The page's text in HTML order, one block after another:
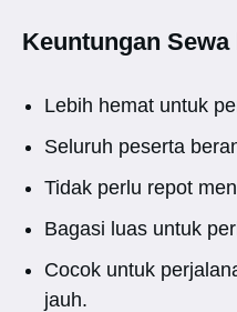
Keuntungan
Lebih hemat untuk
Seluruh peserta
Tidak perlu repot
Bagasi luas untuk
Cocok untuk
jauh.